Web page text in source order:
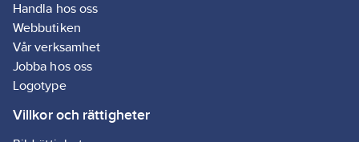
Handla hos oss
Webbutiken
Vår verksamhet
Jobba hos oss
Logotype
Villkor och rättigheter